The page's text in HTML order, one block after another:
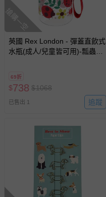
搶購一空
英國 Rex London - 彈蓋直飲式
水瓶(成人/兒童皆可用)-瓢蟲花
69折
$738 $1068
已售出 1 追蹤